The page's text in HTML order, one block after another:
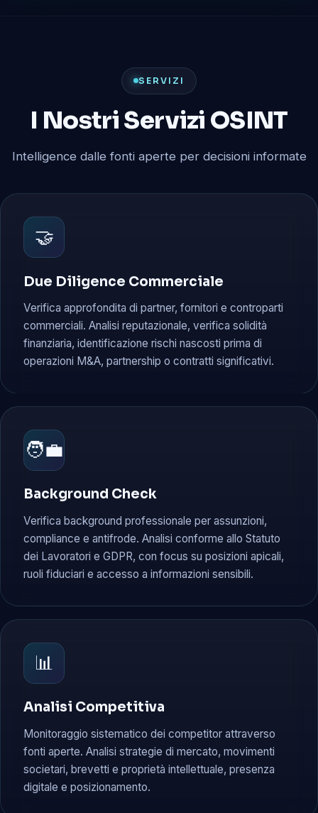
SERVIZI
I Nostri Servizi OSINT
Intelligence dalle fonti aperte per decisioni informate
🤝
Due Diligence Commerciale
Verifica approfondita di partner, fornitori e controparti
commerciali. Analisi reputazionale, verifica solidità
finanziaria, identificazione rischi nascosti prima di
operazioni M&A, partnership o contratti significativi.
🧑‍💼
Background Check
Verifica background professionale per assunzioni,
compliance e antifrode. Analisi conforme allo Statuto
dei Lavoratori e GDPR, con focus su posizioni apicali,
ruoli fiduciari e accesso a informazioni sensibili.
📊
Analisi Competitiva
Monitoraggio sistematico dei competitor attraverso
fonti aperte. Analisi strategie di mercato, movimenti
societari, brevetti e proprietà intellettuale, presenza
digitale e posizionamento.